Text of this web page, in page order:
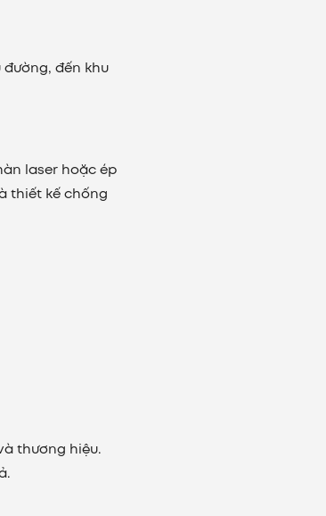
đến khu
laser hoặc ép
thiết kế chống
thương hiệu.